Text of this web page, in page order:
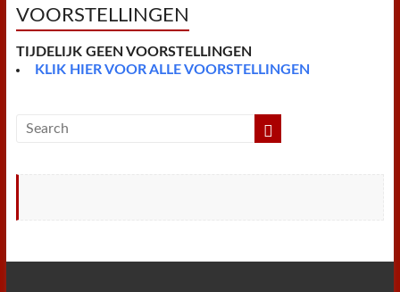
n
d
l
y
VOORSTELLINGEN
TIJDELIJK GEEN VOORSTELLINGEN
KLIK HIER VOOR ALLE VOORSTELLINGEN